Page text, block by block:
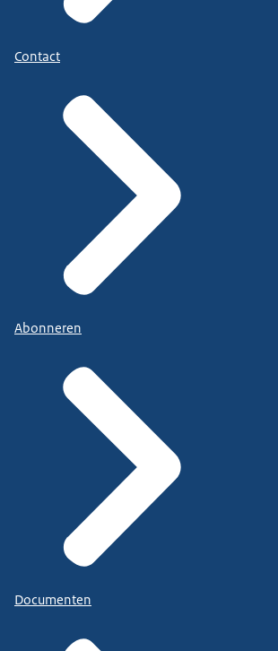
Contact
Abonneren
Documenten